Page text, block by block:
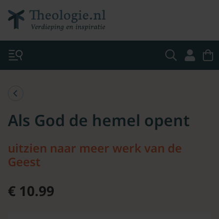
Als God de hemel opent
uitzien naar meer werk van de
Geest
€ 10.99